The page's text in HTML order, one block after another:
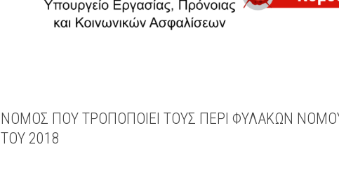
ΝΟΜΟΣ ΠΟΥ ΤΡΟΠΟΠΟΙΕΙ ΤΟΥΣ ΠΕΡΙ ΦΥΛΑΚΩΝ
ΤΟΥ 2018